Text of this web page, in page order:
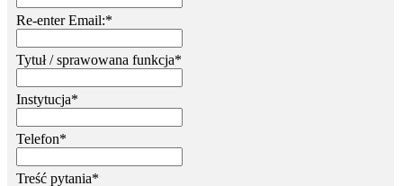
Re-enter Email:*
Tytuł / sprawowana funkcja*
Instytucja*
Telefon*
Treść pytania*